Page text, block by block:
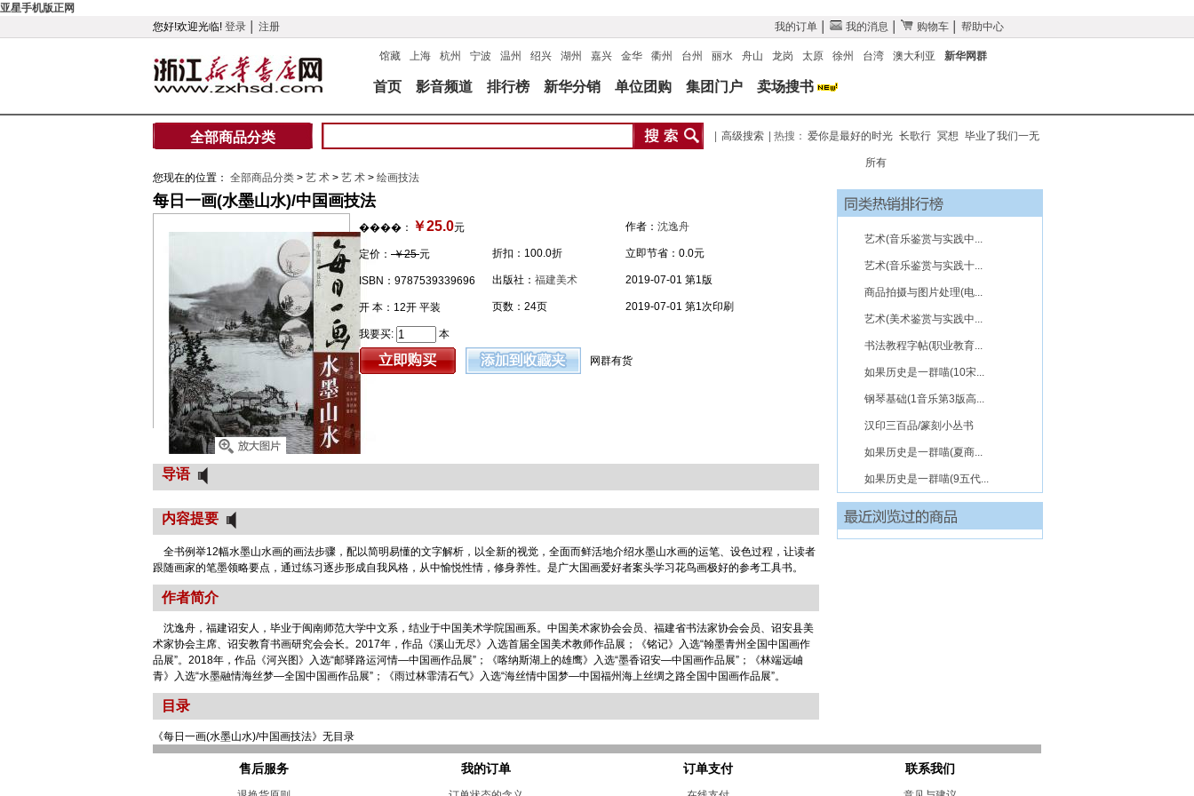
亚星手机版正网
您好!欢迎光临! 登录 注册 我的订单 我的消息 购物车 帮助中心
馆藏 上海 杭州 宁波 温州 绍兴 湖州 嘉兴 金华 衢州 台州 丽水 舟山 龙岗 太原 徐州 台湾 澳大利亚 新华网群
首页 影音频道 排行榜 新华分销 单位团购 集团门户 卖场搜书
全部商品分类 高级搜索 | 热搜： 爱你是最好的时光 长歌行 冥想 毕业了我们一无
所有
您现在的位置： 全部商品分类 > 艺 术 > 艺 术 > 绘画技法
每日一画(水墨山水)/中国画技法
����： ￥25.0元
定价： ￥25元
ISBN：9787539339696
开 本：12开 平装
折扣： 100.0折
出版社： 福建美术
页数：24页
作者： 沈逸舟
立即节省： 0.0元
2019-07-01 第1版
2019-07-01 第1次印刷
我要买: 本
网群有货
导语
内容提要
全书例举12幅水墨山水画的画法步骤，配以简明易懂的文字解析，以全新的视觉，全面而鲜活地介绍水墨山水画的运笔、设色过程，让读者
跟随画家的笔墨领略要点，通过练习逐步形成自我风格，从中愉悦性情，修身养性。是广大国画爱好者案头学习花鸟画极好的参考工具书。
作者简介
沈逸舟，福建诏安人，毕业于闽南师范大学中文系，结业于中国美术学院国画系。中国美术家协会会员、福建省书法家协会会员、诏安县美
术家协会主席、诏安教育书画研究会会长。2017年，作品《溪山无尽》入选首届全国美术教师作品展；《铭记》入选“翰墨青州全国中国画作
品展”。2018年，作品《河兴图》入选“邮驿路运河情—中国画作品展”；《喀纳斯湖上的雄鹰》入选“墨香诏安—中国画作品展”；《林端远岫
青》入选“水墨融情海丝梦—全国中国画作品展”；《雨过林霏清石气》入选“海丝情中国梦—中国福州海上丝绸之路全国中国画作品展”。
目录
《每日一画(水墨山水)/中国画技法》无目录
艺术(音乐鉴赏与实践中...
艺术(音乐鉴赏与实践十...
商品拍摄与图片处理(电...
艺术(美术鉴赏与实践中...
书法教程字帖(职业教育...
如果历史是一群喵(10宋...
钢琴基础(1音乐第3版高...
汉印三百品/篆刻小丛书
如果历史是一群喵(夏商...
如果历史是一群喵(9五代...
售后服务 我的订单 订单支付 联系我们